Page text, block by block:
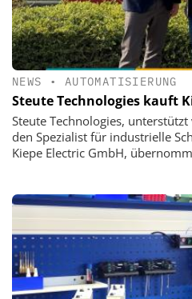
NEWS • AUTOMATISIERUNG
Steute Technologies kauft
Steute Technologies,
den Spezialist für industrielle
Kiepe Electric GmbH,